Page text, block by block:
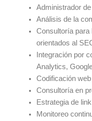
Administrador
Análisis de la
Consultoría para
orientados al
Integración por
Analytics,
Codificación
Consultoría en
Estrategia de
Monitoreo